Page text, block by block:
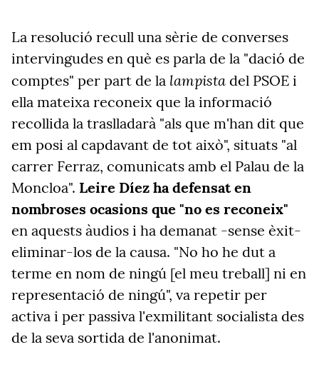
La resolució recull una sèrie de converses
intervingudes en què es parla de la "dació de
comptes" per part de la lampista del PSOE i
ella mateixa reconeix que la informació
recollida la traslladarà "als que m'han dit que
em posi al capdavant de tot això", situats "al
carrer Ferraz, comunicats amb el Palau de la
Moncloa". Leire Díez ha defensat en
nombroses ocasions que "no es reconeix"
en aquests àudios i ha demanat -sense èxit-
eliminar-los de la causa. "No ho he dut a
terme en nom de ningú [el meu treball] ni en
representació de ningú", va repetir per
activa i per passiva l'exmilitant socialista des
de la seva sortida de l'anonimat.